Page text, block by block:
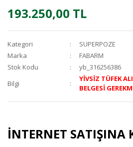
193.250,00 TL
Kategori
SUPERPOZE
Marka
FABARM
Stok Kodu
yb_316256386
Bilgi
YİVSİZ TÜFEK
BELGESİ
İNTERNET SATIŞINA